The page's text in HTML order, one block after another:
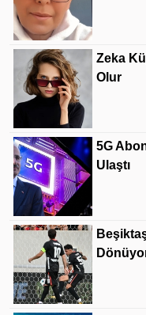
Zeka
Olur
5G
Ulaştı